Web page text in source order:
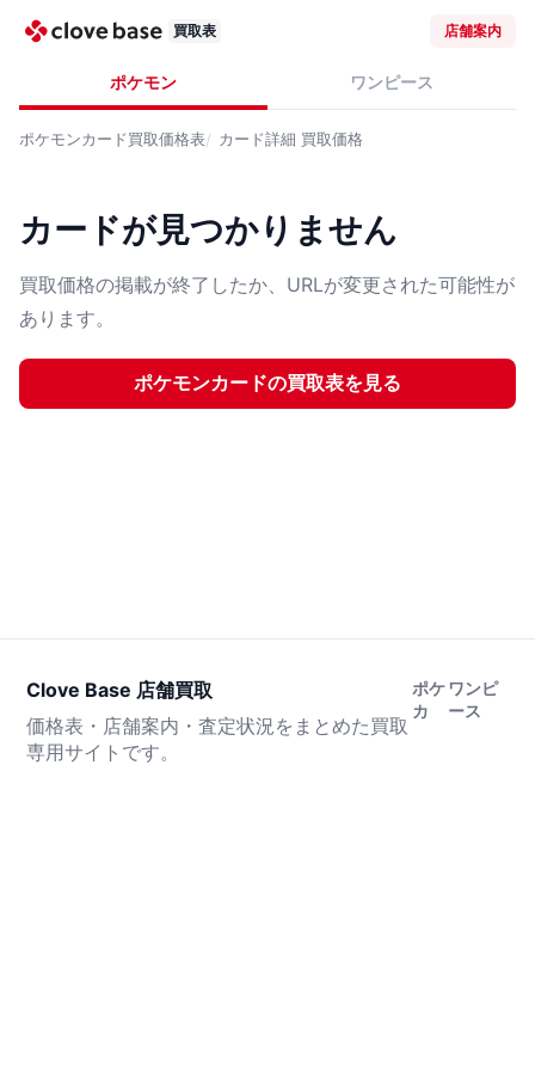
買取表 店舗案内
ポケモン ワンピース
ポケモンカード買取価格表 カード詳細 買取価格
カードが見つかりません
買取価格の掲載が終了したか、URLが変更された可能性が
あります。
ポケモンカードの買取表を見る
Clove Base 店舗買取
価格表・店舗案内・査定状況をまとめた買取
専用サイトです。
ポケ
カ
ワンピ
ース